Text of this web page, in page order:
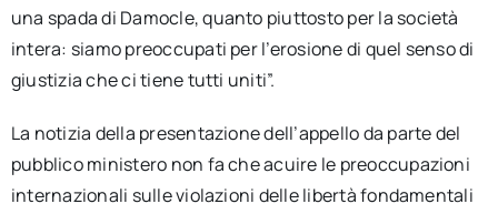
una spada di Damocle, quanto piuttosto per la società
intera: siamo preoccupati per l’erosione di quel senso di
giustizia che ci tiene tutti uniti”.
La notizia della presentazione dell’appello da parte del
pubblico ministero non fa che acuire le preoccupazioni
internazionali sulle violazioni delle libertà fondamentali